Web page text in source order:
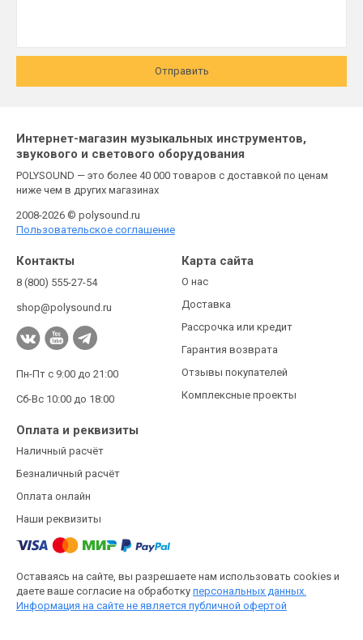
Отправить
Интернет-магазин музыкальных инструментов,
звукового и светового оборудования
POLYSOUND — это более 40 000 товаров с доставкой по ценам
ниже чем в других магазинах
2008-2026 © polysound.ru
Пользовательское соглашение
Контакты
8 (800) 555-27-54
shop@polysound.ru
Пн-Пт с 9:00 до 21:00
Сб-Вс 10:00 до 18:00
Карта сайта
О нас
Доставка
Рассрочка или кредит
Гарантия возврата
Отзывы покупателей
Комплексные проекты
Оплата и реквизиты
Наличный расчёт
Безналичный расчёт
Оплата онлайн
Наши реквизиты
Оставаясь на сайте, вы разрешаете нам использовать cookies и
даете ваше согласие на обработку персональных данных.
Информация на сайте не является публичной офертой